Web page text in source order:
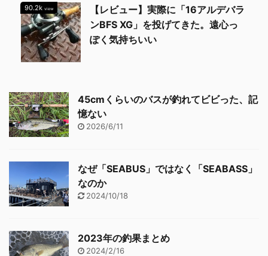
90.2k view
【レビュー】実際に「16アルデバラ
ンBFS XG」を投げてきた。遠心っ
ぽく気持ちいい
45cmくらいのバスが釣れてビビった、記
憶ない
2026/6/11
なぜ「SEABUS」ではなく「SEABASS」
なのか
2024/10/18
2023年の釣果まとめ
2024/2/16